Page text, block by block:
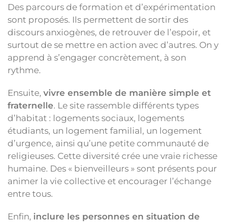
Des parcours de formation et d’expérimentation
sont proposés. Ils permettent de sortir des
discours anxiogènes, de retrouver de l’espoir, et
surtout de se mettre en action avec d’autres. On y
apprend à s’engager concrètement, à son
rythme.
Ensuite, vivre ensemble de manière simple et
fraternelle. Le site rassemble différents types
d’habitat : logements sociaux, logements
étudiants, un logement familial, un logement
d’urgence, ainsi qu’une petite communauté de
religieuses. Cette diversité crée une vraie richesse
humaine. Des « bienveilleurs » sont présents pour
animer la vie collective et encourager l’échange
entre tous.
Enfin, inclure les personnes en situation de